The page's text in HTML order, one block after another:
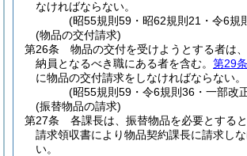
なければならない。
(昭55規則59・昭62規則21・令6規
(物品の交付請求)
第26条
物品の交付を受けようとする者は
納員となるべき職にある者を含む。 第29条
に物品の交付請求をしなければならない。
(昭55規則59・令6規則36・一部改
(振替物品の請求)
第27条
各課長は、振替物品を必要とする
請求領収書により物品契約課長に請求し
い。